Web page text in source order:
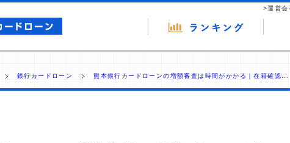
>運営会
銀行カードローン 熊本銀行カードローンの増額審査は時間がかかる｜在籍確認...